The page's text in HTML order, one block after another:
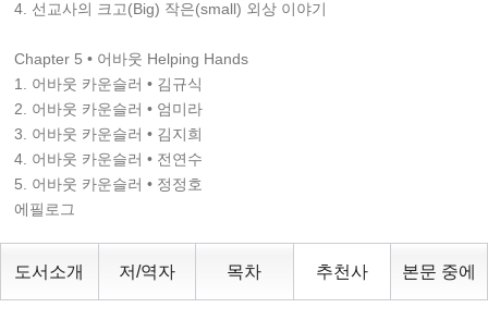
4. 선교사의 크고(Big) 작은(small) 외상 이야기
Chapter 5 • 어바웃 Helping Hands
1. 어바웃 카운슬러 • 김규식
2. 어바웃 카운슬러 • 엄미라
3. 어바웃 카운슬러 • 김지희
4. 어바웃 카운슬러 • 전연수
5. 어바웃 카운슬러 • 정정호
에필로그
도서소개 저/역자 목차 추천사 본문 중에